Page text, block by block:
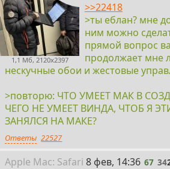
1,1 Мб, 2120x2397
>>22418
>ты еблан? мне
ним можно
прямой вопрос
продолжает мне
нескучные обои и жестовые
>повторю: ЧТО УМЕЕТ МАК В
ЧЕГО НЕ УМЕЕТ ВИНДА, ЧТОБ Я
ЗАНЯЛСЯ НА МАКЕ?
Ответы 22527
Apple Mac: Safari 67
8 фев, 14:36 67 34